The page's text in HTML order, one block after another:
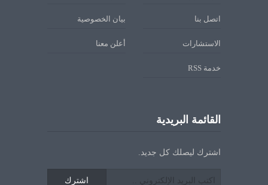
اتصل بنا بيان الخصوصية
الاستشارات أعلن معنا
خدمة RSS
القائمة البريدية
اشترك ليصلك كل جديد.
اشترك